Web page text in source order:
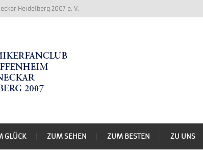
Heidelberg 2007 e. V.
GLÜCK ZUM SEHEN ZUM BESTEN ZU UNS